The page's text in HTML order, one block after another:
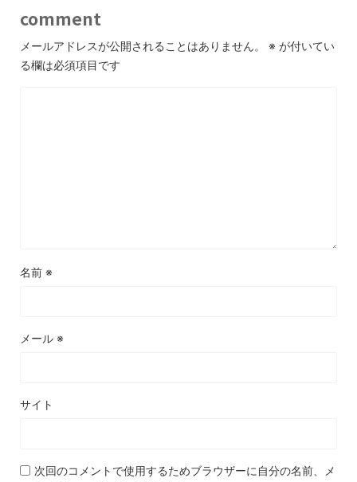
comment
メールアドレスが公開されることはありません。 ※ が付いてい
る欄は必須項目です
名前 ※
メール ※
サイト
次回のコメントで使用するためブラウザーに自分の名前、メ